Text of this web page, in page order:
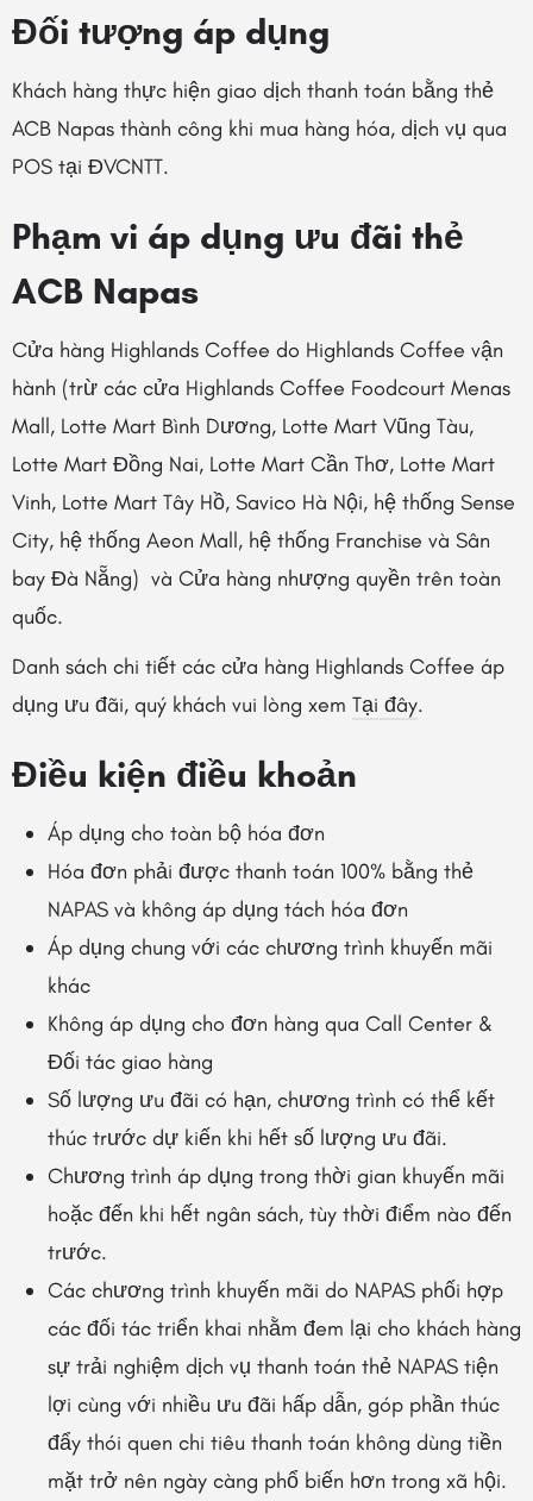
Đối tượng áp dụng
Khách hàng thực hiện giao dịch thanh toán bằng thẻ
ACB Napas thành công khi mua hàng hóa, dịch vụ qua
POS tại ĐVCNTT.
Phạm vi áp dụng ưu đãi thẻ
ACB Napas
Cửa hàng Highlands Coffee do Highlands Coffee vận
hành (trừ các cửa Highlands Coffee Foodcourt Menas
Mall, Lotte Mart Bình Dương, Lotte Mart Vũng Tàu,
Lotte Mart Đồng Nai, Lotte Mart Cần Thơ, Lotte Mart
Vinh, Lotte Mart Tây Hồ, Savico Hà Nội, hệ thống Sense
City, hệ thống Aeon Mall, hệ thống Franchise và Sân
bay Đà Nẵng) và Cửa hàng nhượng quyền trên toàn
quốc.
Danh sách chi tiết các cửa hàng Highlands Coffee áp
dụng ưu đãi, quý khách vui lòng xem Tại đây.
Điều kiện điều khoản
Áp dụng cho toàn bộ hóa đơn
Hóa đơn phải được thanh toán 100% bằng thẻ
NAPAS và không áp dụng tách hóa đơn
Áp dụng chung với các chương trình khuyến mãi
khác
Không áp dụng cho đơn hàng qua Call Center &
Đối tác giao hàng
Số lượng ưu đãi có hạn, chương trình có thể kết
thúc trước dự kiến khi hết số lượng ưu đãi.
Chương trình áp dụng trong thời gian khuyến mãi
hoặc đến khi hết ngân sách, tùy thời điểm nào đến
trước.
Các chương trình khuyến mãi do NAPAS phối hợp
các đối tác triển khai nhằm đem lại cho khách hàng
sự trải nghiệm dịch vụ thanh toán thẻ NAPAS tiện
lợi cùng với nhiều ưu đãi hấp dẫn, góp phần thúc
đẩy thói quen chi tiêu thanh toán không dùng tiền
mặt trở nên ngày càng phổ biến hơn trong xã hội.